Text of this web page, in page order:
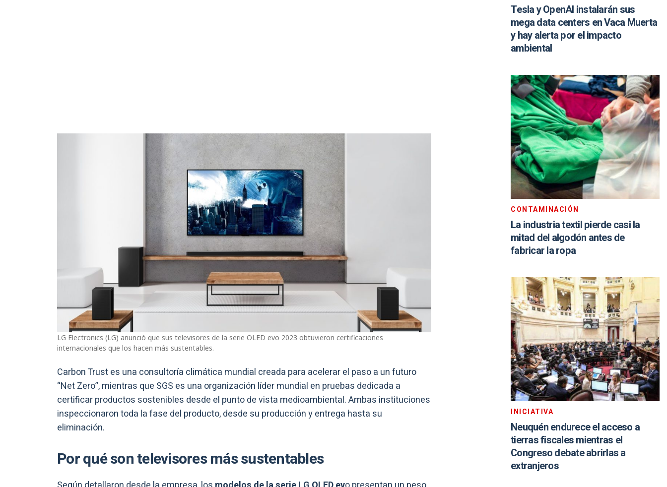
LG Electronics (LG) anunció que sus televisores de la serie OLED evo 2023 obtuvieron certificaciones
internacionales que los hacen más sustentables.
Carbon Trust es una consultoría climática mundial creada para acelerar el paso a un futuro
“Net Zero”, mientras que SGS es una organización líder mundial en pruebas dedicada a
certificar productos sostenibles desde el punto de vista medioambiental. Ambas instituciones
inspeccionaron toda la fase del producto, desde su producción y entrega hasta su
eliminación.
Por qué son televisores más sustentables
Tesla y OpenAI instalarán sus
mega data centers en Vaca Muerta
y hay alerta por el impacto
ambiental
CONTAMINACIÓN
La industria textil pierde casi la
mitad del algodón antes de
fabricar la ropa
INICIATIVA
Neuquén endurece el acceso a
tierras fiscales mientras el
Congreso debate abrirlas a
extranjeros